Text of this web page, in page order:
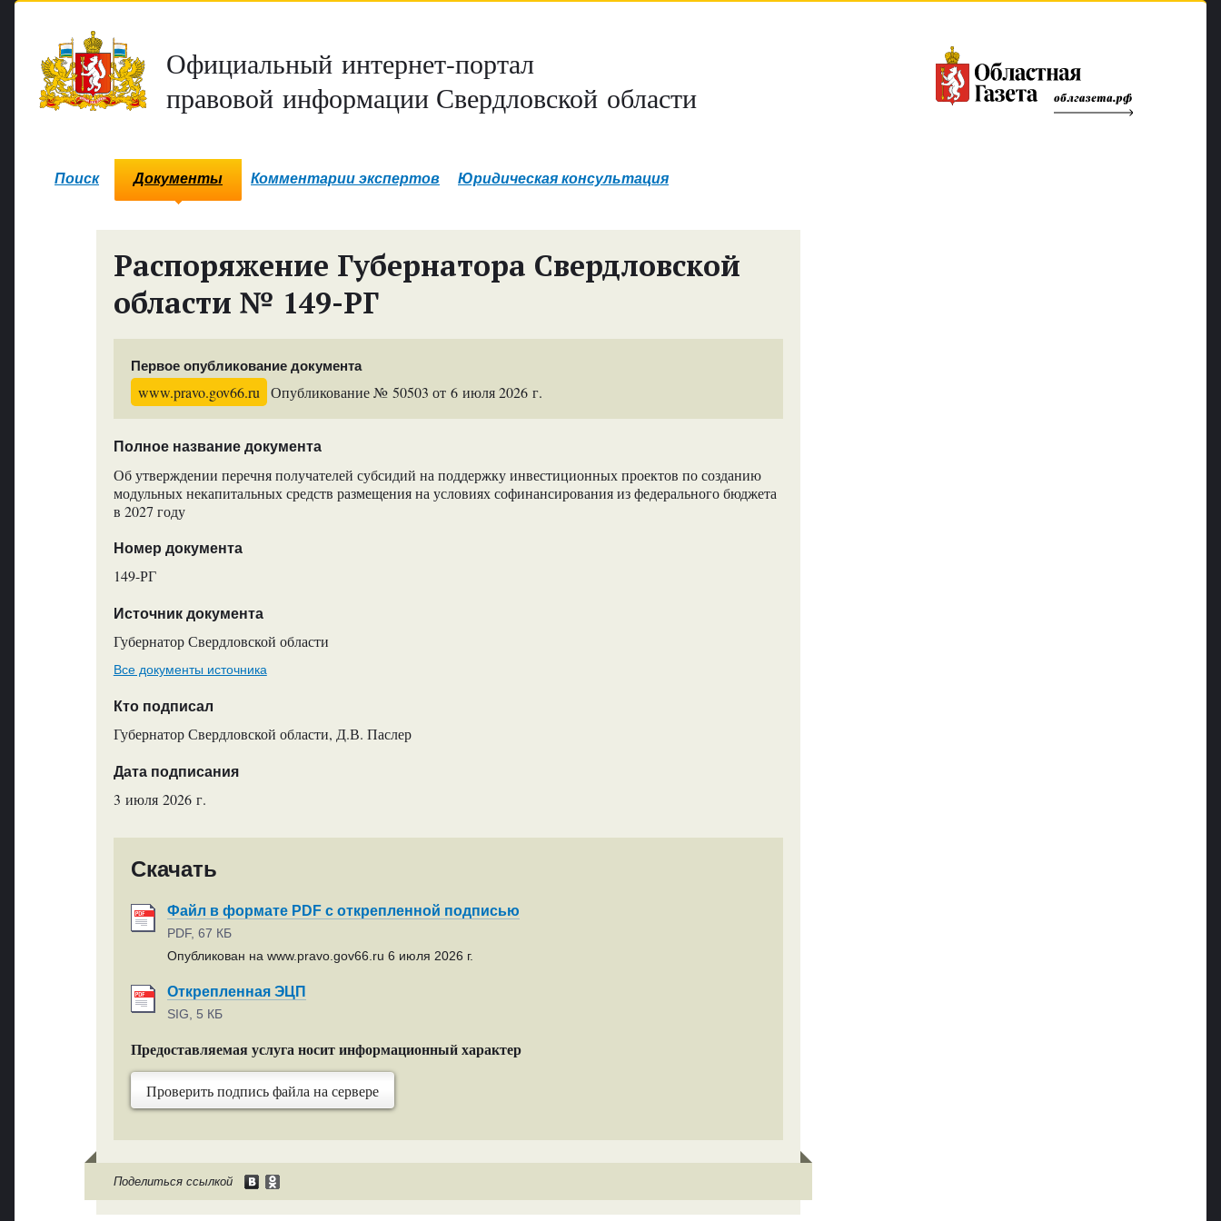
Официальный интернет-портал
правовой информации Свердловской области
Поиск Документы Комментарии экспертов Юридическая консультация
Распоряжение Губернатора Свердловской
области № 149-РГ
Первое опубликование документа
www.pravo.gov66.ru Опубликование № 50503 от 6 июля 2026 г.
Полное название документа
Об утверждении перечня получателей субсидий на поддержку инвестиционных проектов по созданию
модульных некапитальных средств размещения на условиях софинансирования из федерального бюджета
в 2027 году
Номер документа
149-РГ
Источник документа
Губернатор Свердловской области
Все документы источника
Кто подписал
Губернатор Свердловской области, Д.В. Паслер
Дата подписания
3 июля 2026 г.
Скачать
Файл в формате PDF с открепленной подписью
PDF, 67 КБ
Опубликован на www.pravo.gov66.ru 6 июля 2026 г.
Открепленная ЭЦП
SIG, 5 КБ
Предоставляемая услуга носит информационный характер
Проверить подпись файла на сервере
Поделиться ссылкой